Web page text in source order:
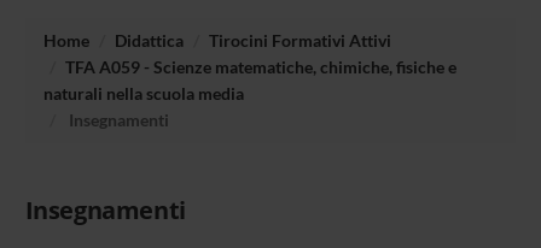
Home Didattica
Tirocini Formativi Attivi
TFA A059 - Scienze matematiche, chimiche, fisiche e
naturali nella scuola media
Insegnamenti
Insegnamenti